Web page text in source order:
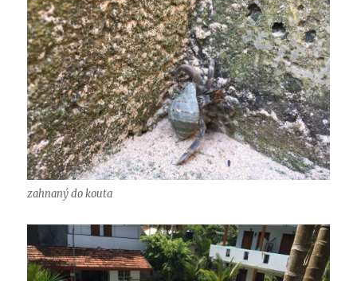
zahnaný do kouta